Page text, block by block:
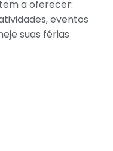
a oferecer:
eventos
suas férias